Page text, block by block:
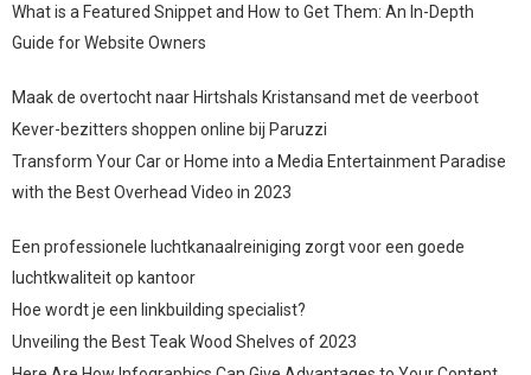
What is a Featured Snippet and How to Get Them: An In-Depth
Guide for Website Owners
Maak de overtocht naar Hirtshals Kristansand met de veerboot
Kever-bezitters shoppen online bij Paruzzi
Transform Your Car or Home into a Media Entertainment Paradise
with the Best Overhead Video in 2023
Een professionele luchtkanaalreiniging zorgt voor een goede
luchtkwaliteit op kantoor
Hoe wordt je een linkbuilding specialist?
Unveiling the Best Teak Wood Shelves of 2023